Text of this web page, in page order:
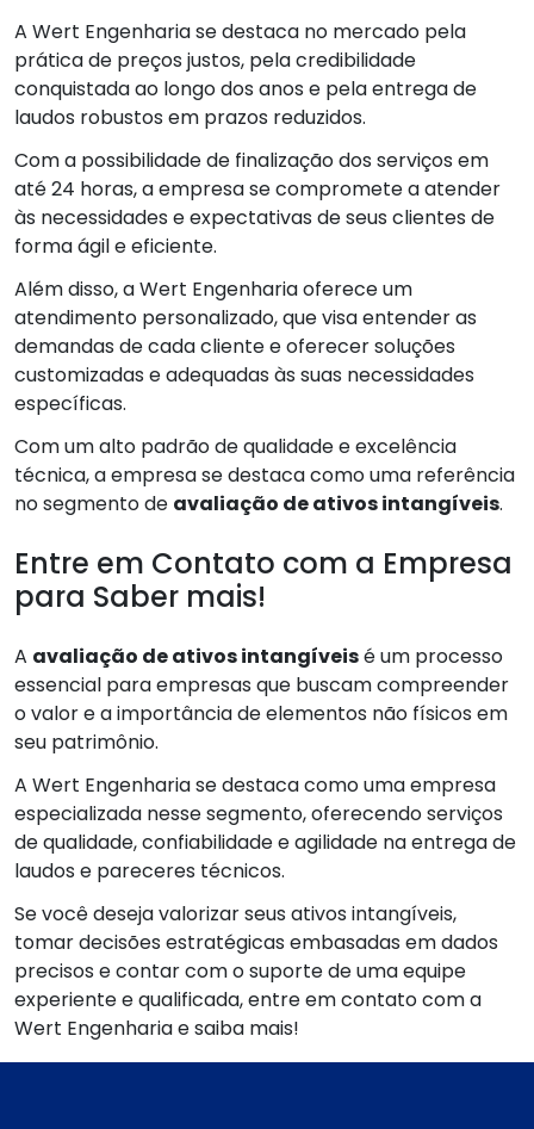
A Wert Engenharia se destaca no mercado pela
prática de preços justos, pela credibilidade
conquistada ao longo dos anos e pela entrega de
laudos robustos em prazos reduzidos.
Com a possibilidade de finalização dos serviços em
até 24 horas, a empresa se compromete a atender
às necessidades e expectativas de seus clientes de
forma ágil e eficiente.
Além disso, a Wert Engenharia oferece um
atendimento personalizado, que visa entender as
demandas de cada cliente e oferecer soluções
customizadas e adequadas às suas necessidades
específicas.
Com um alto padrão de qualidade e excelência
técnica, a empresa se destaca como uma referência
no segmento de avaliação de ativos intangíveis.
Entre em Contato com a Empresa
para Saber mais!
A avaliação de ativos intangíveisé um processo
essencial para empresas que buscam compreender
o valor e a importância de elementos não físicos em
seu patrimônio.
A Wert Engenharia se destaca como uma empresa
especializada nesse segmento, oferecendo serviços
de qualidade, confiabilidade e agilidade na entrega de
laudos e pareceres técnicos.
Se você deseja valorizar seus ativos intangíveis,
tomar decisões estratégicas embasadas em dados
precisos e contar com o suporte de uma equipe
experiente e qualificada, entre em contato com a
Wert Engenharia e saiba mais!